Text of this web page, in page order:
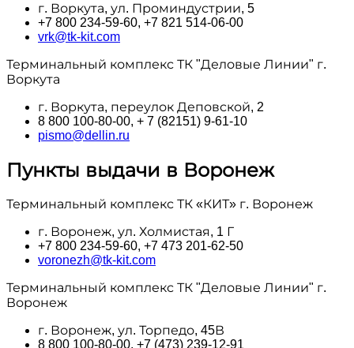
г. Воркута, ул. Проминдустрии, 5
+7 800 234-59-60, +7 821 514-06-00
vrk@tk-kit.com
Терминальный комплекс ТК "Деловые Линии" г.
Воркута
г. Воркута, переулок Деповской, 2
8 800 100‑80-00, + 7 (82151) 9-61-10
pismo@dellin.ru
Пункты выдачи в Воронеж
Терминальный комплекс ТК «КИТ» г. Воронеж
г. Воронеж, ул. Холмистая, 1 Г
+7 800 234-59-60, +7 473 201-62-50
voronezh@tk-kit.com
Терминальный комплекс ТК "Деловые Линии" г.
Воронеж
г. Воронеж, ул. Торпедо, 45В
8 800 100‑80-00, +7 (473) 239-12-91